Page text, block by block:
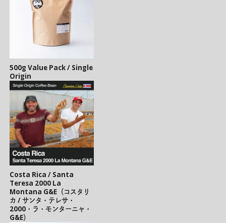
500g Value Pack / Single
Origin
Costa Rica / Santa
Teresa 2000 La
Montana G&E（コスタリ
カ / サンタ・テレサ・
2000・ラ・モンターニャ・
G&E）